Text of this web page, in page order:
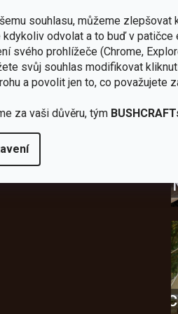
souhlasu, můžeme zlepšovat
kdykoliv odvolat a to buď v patičce
svého prohlížeče (Chrome,
svůj souhlas modifikovat
a povolit jen to, co považujete
za vaši důvěru, tým
Zboží
sami
testujeme
U nás
nekoupíte
pytli“
2
kamenné
prodejny
Navštivte
nás v
Šumperku
Vlastní
značka
JuBö
Poctivá
ruční
v ČR
skvělé výhody